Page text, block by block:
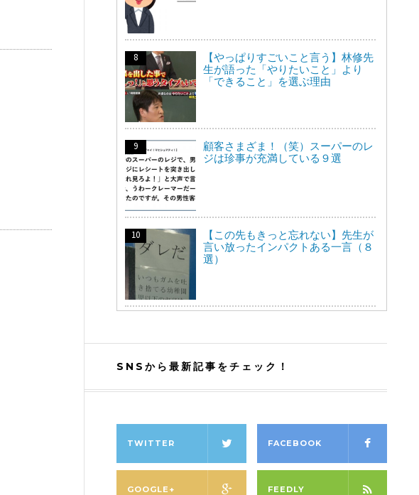
【やっぱりすごいこと言う】林修先
生が語った「やりたいこと」より
「できること」を選ぶ理由
顧客さまざま！（笑）スーパーのレ
ジは珍事が充満している９選
【この先もきっと忘れない】先生が
言い放ったインパクトある一言（８
選）
SNSから最新記事をチェック！
TWITTER FACEBOOK
GOOGLE+ FEEDLY